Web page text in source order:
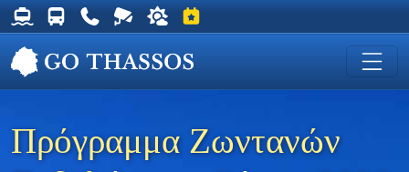
Δρομολόγια Φέρυ για Θάσο
Δρομολόγια Λεωφορείων Θάσου
Χρήσιμα Τηλέφωνα
Ζωντανή Κάμερα στη Χρυσή Ακτή
Ο καιρός στη Θάσο
Εκδηλώσεις στη Θάσο
Πρόγραμμα Ζωντανών